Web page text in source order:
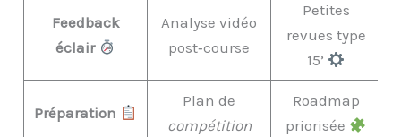
Feedback
éclair
Analyse vidéo
post‑course
Petites
revues type
15’
Préparation
Plan de
compétition
Roadmap
priorisée